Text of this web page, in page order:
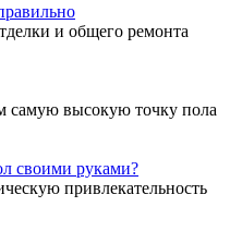
и общего ремонта
самую высокую точку пола
своими руками?
привлекательность